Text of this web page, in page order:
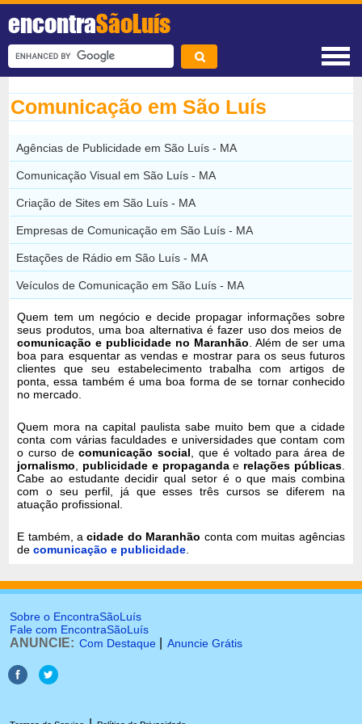
encontraSãoLuís
Comunicação em São Luís
Agências de Publicidade em São Luís - MA
Comunicação Visual em São Luís - MA
Criação de Sites em São Luís - MA
Empresas de Comunicação em São Luís - MA
Estações de Rádio em São Luís - MA
Veículos de Comunicação em São Luís - MA
Quem tem um negócio e decide propagar informações sobre
seus produtos, uma boa alternativa é fazer uso dos meios de
comunicação e publicidade no Maranhão . Além de ser uma
boa para esquentar as vendas e mostrar para os seus futuros
clientes que seu estabelecimento trabalha com artigos de
ponta, essa também é uma boa forma de se tornar conhecido
no mercado.
Quem mora na capital paulista sabe muito bem que a cidade
conta com várias faculdades e universidades que contam com
o curso decomunicação social , que é voltado para área de
jornalismo
publicidade e propagandae relações públicas.
Cabe ao estudante decidir qual setor é o que mais combina
com o seu perfil, já que esses três cursos se diferem na
atuação profissional.
E também, acidade do Maranhão conta com muitas agências
decomunicação e publicidade
Sobre o EncontraSãoLuís
Fale com EncontraSãoLuís
ANUNCIE: Com Destaque Anuncie Grátis